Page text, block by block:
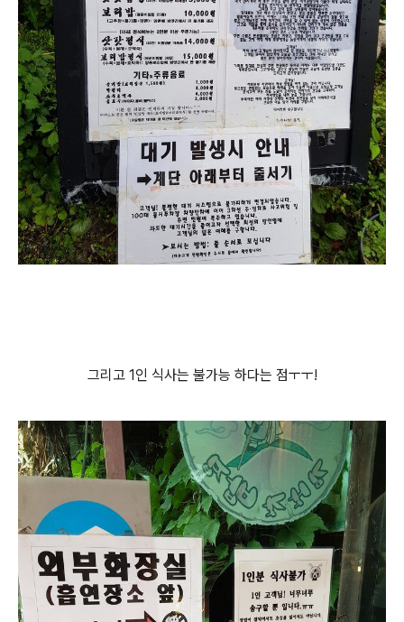
그리고 1인 식사는 불가능 하다는 점ㅜㅜ!